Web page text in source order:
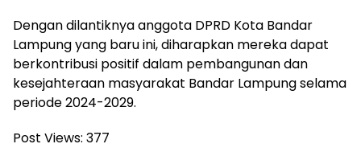
Dengan dilantiknya anggota DPRD Kota Bandar
Lampung yang baru ini, diharapkan mereka dapat
berkontribusi positif dalam pembangunan dan
kesejahteraan masyarakat Bandar Lampung selama
periode 2024-2029.
Post Views: 377